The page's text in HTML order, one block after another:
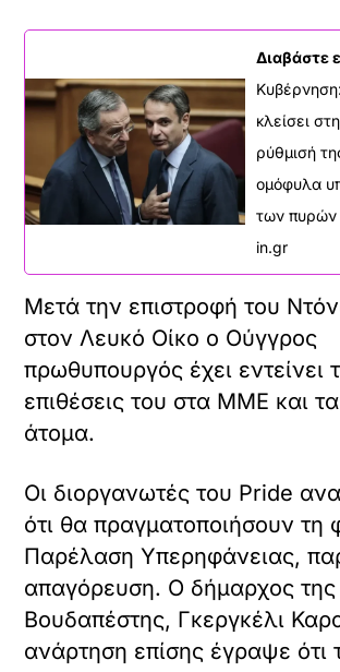
Διαβάστε
κλείσει
ρύθμισή
ομόφυλα
των πυρών
in.gr
Μετά την επιστροφή του
στον Λευκό Οίκο ο Ούγγρος
πρωθυπουργός έχει εντείνει
επιθέσεις του στα ΜΜΕ και
άτομα.
Οι διοργανωτές του Pride
ότι θα πραγματοποιήσουν τη
Παρέλαση Υπερηφάνειας,
απαγόρευση. O δήμαρχος της
Βουδαπέστης, Γκεργκέλι
ανάρτηση επίσης έγραψε ότι